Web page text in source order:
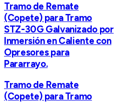
Tramo de Remate
(Copete) para Tramo
STZ-30G Galvanizado por
Inmersión en Caliente con
Opresores para
Pararrayo.
Tramo de Remate
(Copete) para Tramo